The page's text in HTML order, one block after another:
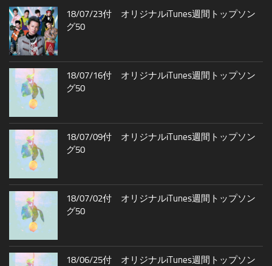
18/07/23付 オリジナルiTunes週間トップソン
グ50
18/07/16付 オリジナルiTunes週間トップソン
グ50
18/07/09付 オリジナルiTunes週間トップソン
グ50
18/07/02付 オリジナルiTunes週間トップソン
グ50
18/06/25付 オリジナルiTunes週間トップソン